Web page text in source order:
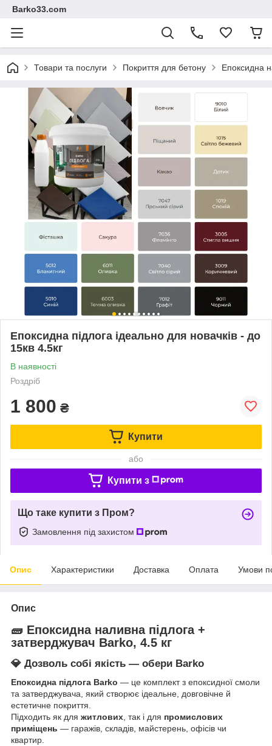
Barko33.com
Товари та послуги Покриття для бетону Епоксидна
Епоксидна підлога ідеально для новачків - до
15кв 4.5кг
В наявності
Роздріб
1 800 ₴
Купити
або
Купити з
Що таке купити з Пром?
Замовлення під захистом
Опис Характеристики Доставка Оплата Умови
Опис
🧱 Епоксидна наливна підлога +
затверджувач Barko, 4.5 кг
💎 Дозволь собі якість — обери Barko
Епоксидна підлога Barko — це комплект з епоксидної смоли
та затверджувача, який створює ідеальне, довговічне й
естетичне покриття.
Підходить як для житлових, так і для промислових
приміщень — гаражів, складів, майстерень, офісів чи
квартир.